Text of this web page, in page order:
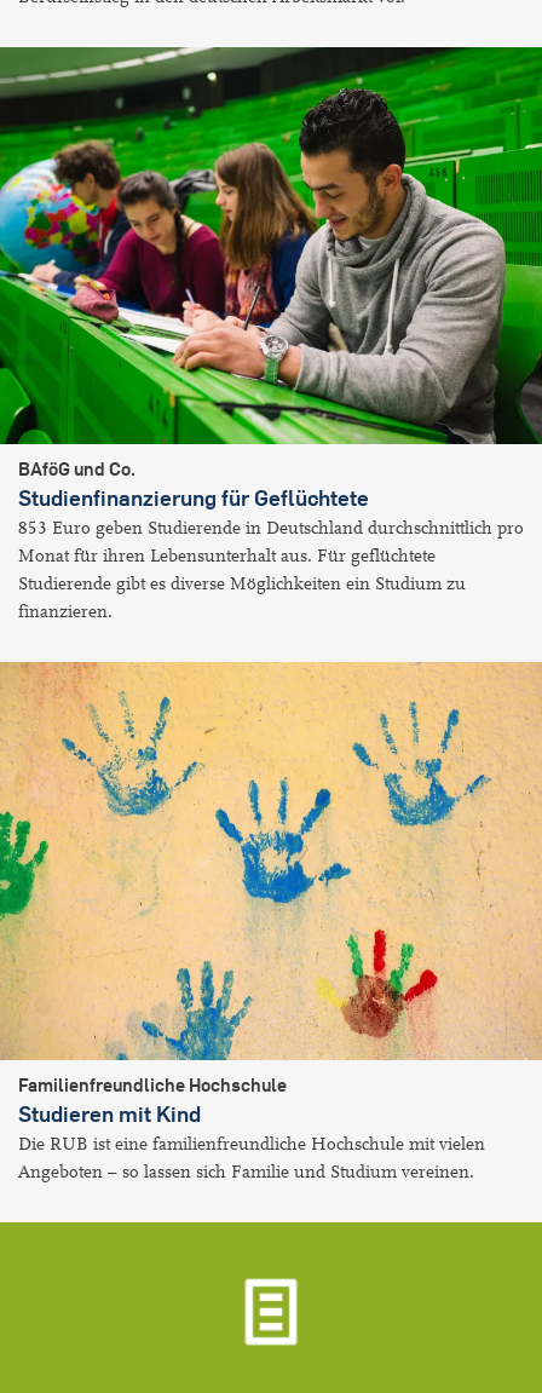
BAföG und Co.
Studienfinanzierung für Geflüchtete
853 Euro geben Studierende in Deutschland durchschnittlich pro
Monat für ihren Lebensunterhalt aus. Für geflüchtete
Studierende gibt es diverse Möglichkeiten ein Studium zu
finanzieren.
Familienfreundliche Hochschule
Studieren mit Kind
Die RUB ist eine familienfreundliche Hochschule mit vielen
Angeboten – so lassen sich Familie und Studium vereinen.